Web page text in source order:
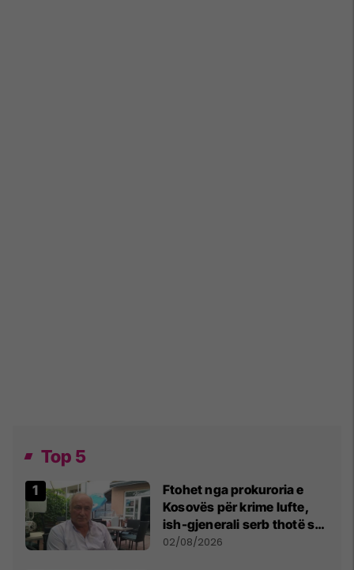
Top 5
Ftohet nga prokuroria e
Kosovës për krime lufte,
ish-gjenerali serb thotë se
dikush e tradhtoi në
02/08/2026